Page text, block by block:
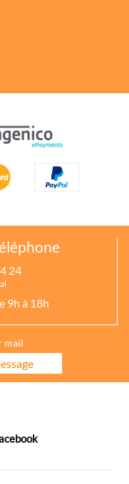
24
9h à 18h
mail